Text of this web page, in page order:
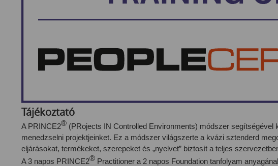
Tájékoztató
A PRINCE2® (PRojects IN Controlled Environments) módszer segítségével
menedzselni projektjeinket. Ez a módszer világszerte a kvázi sztenderd
eljárásokat, termékeket, szerepeket és „nyelvet” biztosít a teljes
A 3 napos PRINCE2® Practitioner a 2 napos Foundation tanfolyam